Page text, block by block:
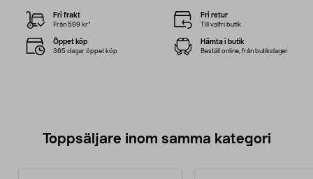
Fri frakt
Från 599 kr*
Fri retur
Till valfri butik
Öppet köp
365 dagar öppet köp
Hämta i butik
Beställ online, från butikslager
Toppsäljare inom samma kategori